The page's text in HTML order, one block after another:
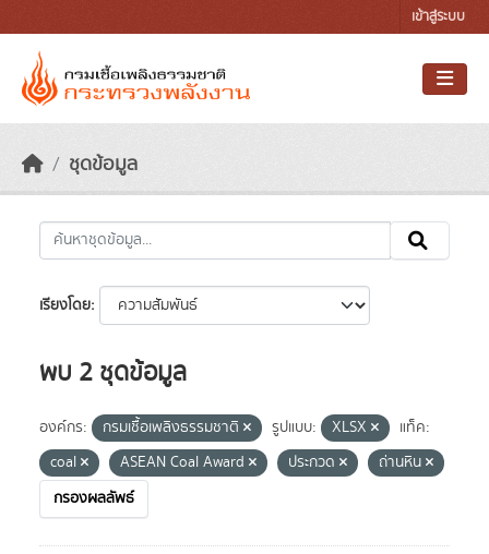
เข้าสู่ระบบ
ชุดข้อมูล
เรียงโดย
พบ 2 ชุดข้อมูล
องค์กร: กรมเชื้อเพลิงธรรมชาติ รูปแบบ: XLSX
แท็ค:
coal
ASEAN Coal Award ประกวด
ถ่านหิน
กรองผลลัพธ์